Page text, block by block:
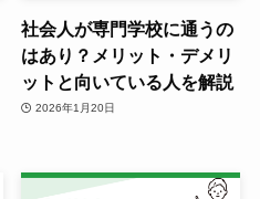
社会人が専門学校に通うの
はあり？メリット・デメリ
ットと向いている人を解説
2026年1月20日